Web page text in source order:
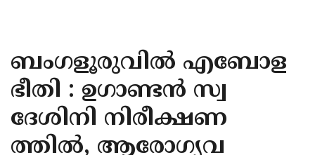
KANNUR
KASARAGOD
ബംഗളൂരുവിൽ എബോള
ഭീതി : ഉഗാണ്ടൻ സ്വ
ദേശിനി നിരീക്ഷണ
ത്തിൽ, ആരോഗ്യവ